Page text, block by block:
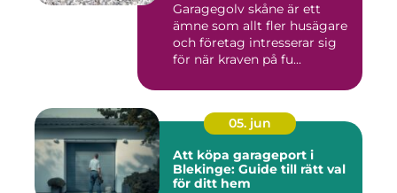
Garagegolv skåne är ett
ämne som allt fler husägare
och företag intresserar sig
för när kraven på fu...
05. jun
Att köpa garageport i
Blekinge: Guide till rätt val
för ditt hem